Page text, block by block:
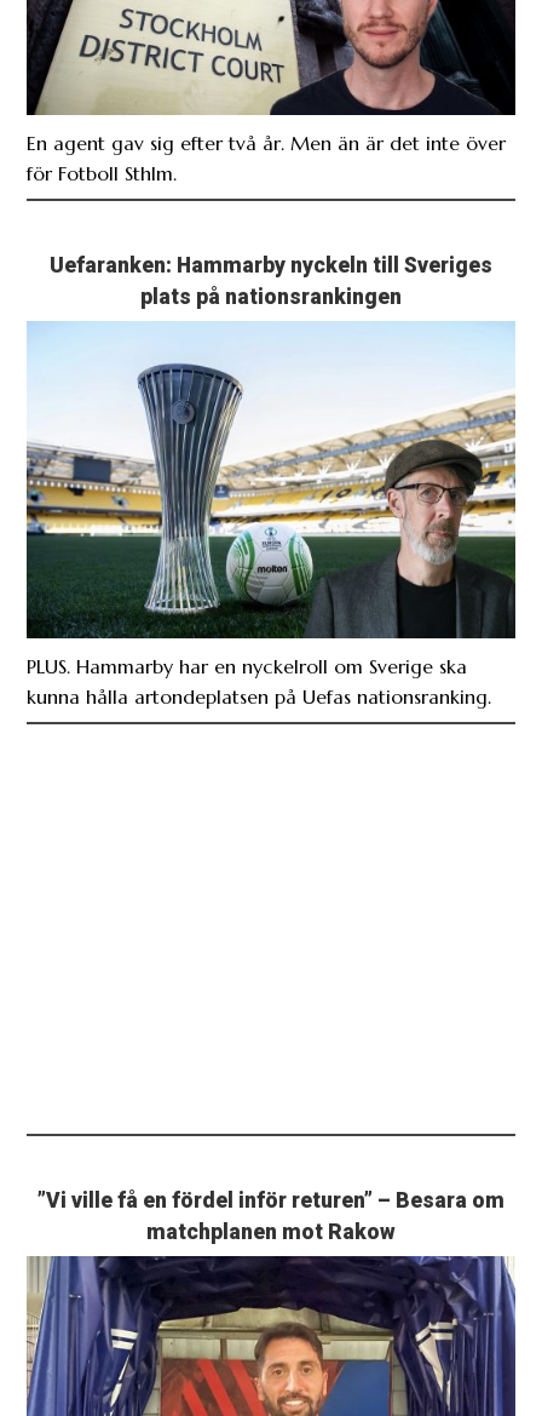
En agent gav sig efter två år. Men än är det inte över
för Fotboll Sthlm.
Uefaranken: Hammarby nyckeln till Sveriges
plats på nationsrankingen
PLUS. Hammarby har en nyckelroll om Sverige ska
kunna hålla artondeplatsen på Uefas nationsranking.
”Vi ville få en fördel inför returen” – Besara om
matchplanen mot Rakow